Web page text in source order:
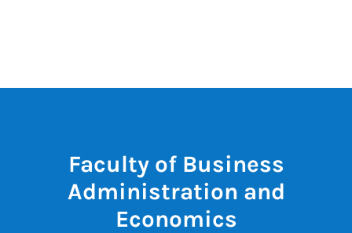
Faculty of Business
Administration and
Economics